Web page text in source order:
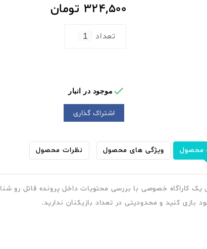
324,500 تومان
تعداد
 موجود در انبار
اشتراک گذاری
محصول ویژگی های محصول نظرات محصول
کاراگاه خصوصی با بررسی محتویات داخل پرونده قاتل رو
بازی کنید و محدودیتی در تعداد بازیکنان ندارید.